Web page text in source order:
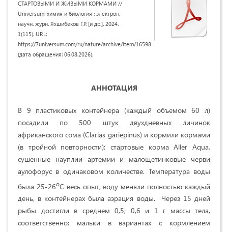
СТАРТОВЫМИ И ЖИВЫМИ КОРМАМИ //
Universum: химия и биология : электрон.
научн. журн. Яхшибеков Г.Р. [и др.]. 2024.
1(115). URL:
https://7universum.com/ru/nature/archive/item/16598
(дата обращения: 06.08.2026).
АННОТАЦИЯ
В 9 пластиковых контейнера (каждый объемом 60 л)
посадили по 500 штук двухдневных личинок
африканского сома (Clarias gariepinus) и кормили кормами
(в тройной повторности): стартовые корма Aller Aqua,
сушенные науплии артемии и малощетинковые черви
аулофорус в одинаковом количестве. Температура воды
была 25-26оС весь опыт, воду меняли полностью каждый
день, в контейнерах была аэрация воды. Через 15 дней
рыбы достигли в среднем 0,5; 0,6 и 1 г массы тела,
соответственно; мальки в вариантах с кормлением